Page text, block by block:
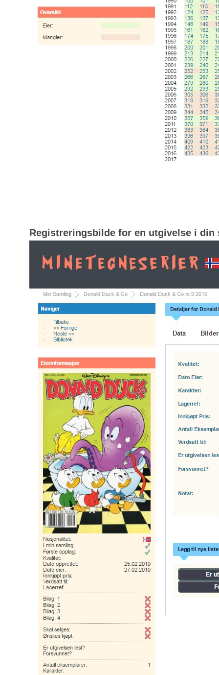
Registreringsbilde for en utgivelse i din